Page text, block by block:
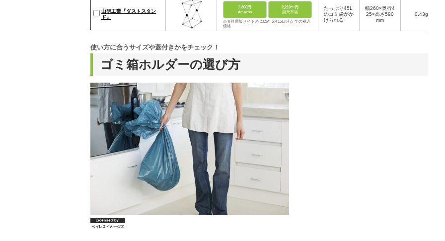
山研工業『ダストスタン
ド』
2,300円
Amazon
2,210〜円
楽天市場
※各社通販サイトの 2026年5月15日時点 での税込
価格
たっぷり45L
のゴミ袋がか
けられる
幅260×奥行4
25×高さ590
mm
0.43g
ゴミ箱ホルダーの選び方
使い方に合うサイズや蓋付きかをチェック！